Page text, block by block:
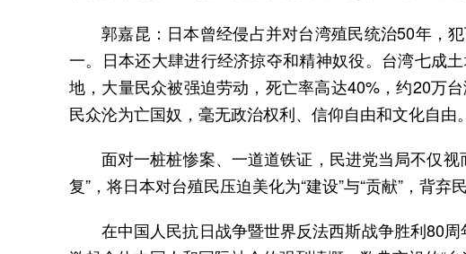
郭嘉昆：日本曾经侵占并对台湾殖民统治50年，
一。日本还大肆进行经济掠夺和精神奴役。台湾七成
地，大量民众被强迫劳动，死亡率高达40%，约20万
民众沦为亡国奴，毫无政治权利、信仰自由和文化自由。
面对一桩桩惨案、一道道铁证，民进党当局不仅视
复”，将日本对台殖民压迫美化为“建设”与“贡献”，背
在中国人民抗日战争暨世界反法西斯战争胜利80